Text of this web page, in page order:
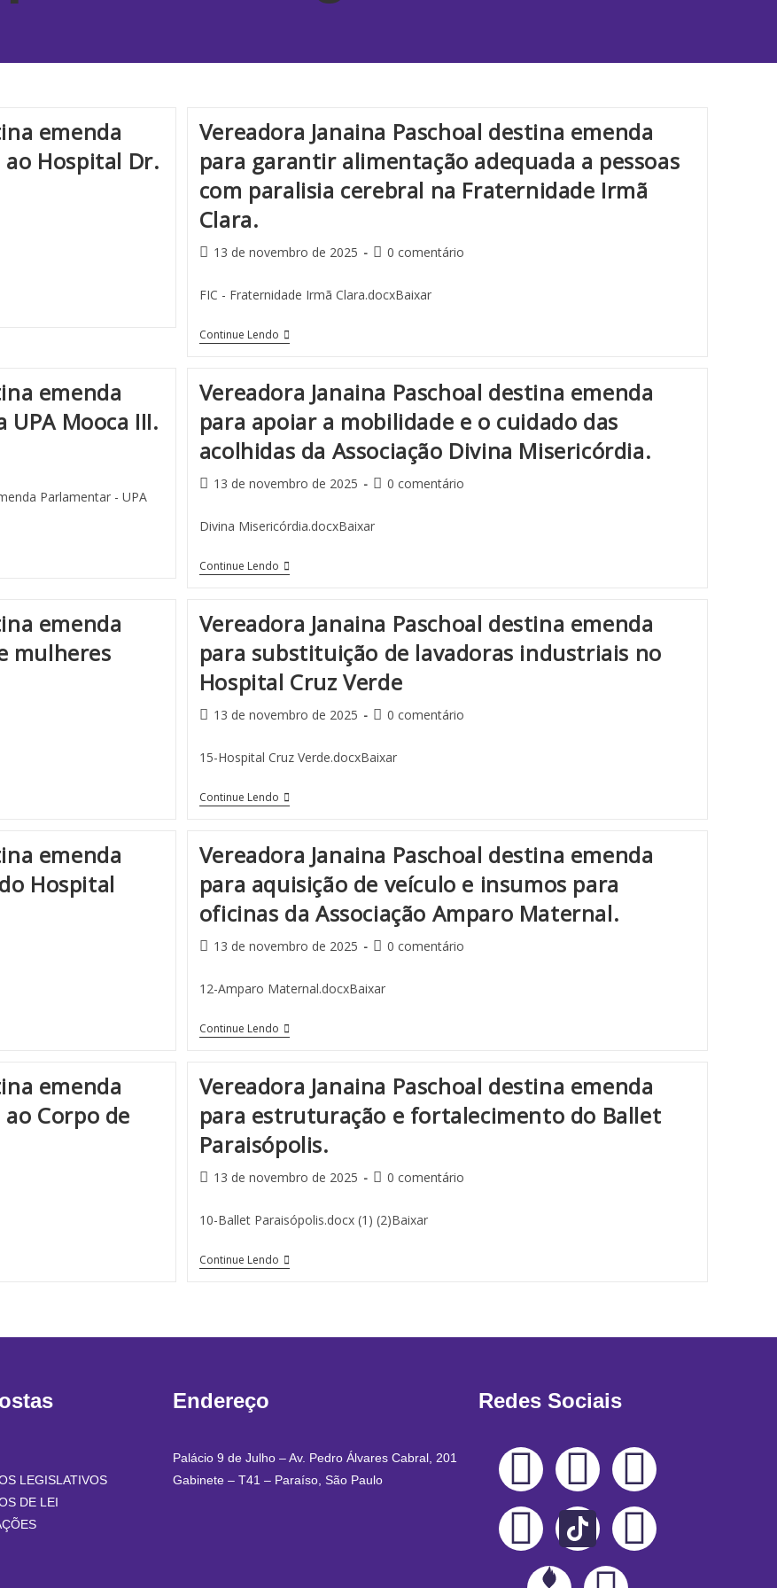
emenda
Hospital Dr.
Vereadora Janaina Paschoal destina emenda
para garantir alimentação adequada a pessoas
com paralisia cerebral na Fraternidade Irmã
Clara.
13 de novembro de 2025 0 comentário
FIC - Fraternidade Irmã Clara.docxBaixar
Continue Lendo
emenda
Mooca III.
Parlamentar - UPA
Vereadora Janaina Paschoal destina emenda
para apoiar a mobilidade e o cuidado das
acolhidas da Associação Divina Misericórdia.
13 de novembro de 2025 0 comentário
Divina Misericórdia.docxBaixar
Continue Lendo
emenda
mulheres
Vereadora Janaina Paschoal destina emenda
para substituição de lavadoras industriais no
Hospital Cruz Verde
13 de novembro de 2025 0 comentário
15-Hospital Cruz Verde.docxBaixar
Continue Lendo
emenda
Hospital
Vereadora Janaina Paschoal destina emenda
para aquisição de veículo e insumos para
oficinas da Associação Amparo Maternal.
13 de novembro de 2025 0 comentário
12-Amparo Maternal.docxBaixar
Continue Lendo
emenda
Corpo de
Vereadora Janaina Paschoal destina emenda
para estruturação e fortalecimento do Ballet
Paraisópolis.
13 de novembro de 2025 0 comentário
10-Ballet Paraisópolis.docx (1) (2)Baixar
Continue Lendo
LEGISLATIVOS
DE LEI
Endereço
Palácio 9 de Julho – Av. Pedro Álvares Cabral, 201
Gabinete – T41 – Paraíso, São Paulo
Redes Sociais